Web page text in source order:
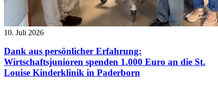
10. Juli 2026
Dank aus persönlicher Erfahrung:
Wirtschaftsjunioren spenden 1.000 Euro an die St.
Louise Kinderklinik in Paderborn